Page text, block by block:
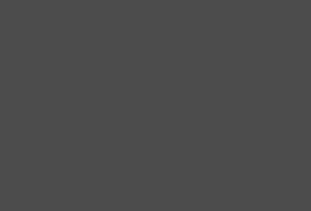
frisch sein, das bedeutet, er darf nicht dauerhaft
Kies verbessert werden. Der pH-Wert des
sollten jedoch vermieden werden. Ein
den Boden optimieren und für eine gute
das Blattwerk des Schottischen Liebstöckels